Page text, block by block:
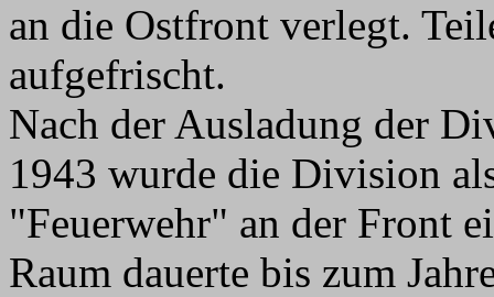
an die Ostfront verlegt.
aufgefrischt.
Nach der Ausladung der
1943 wurde die Division
"Feuerwehr" an der Front
Raum dauerte bis zum